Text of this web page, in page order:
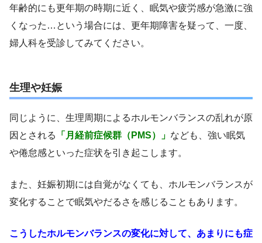
年齢的にも更年期の時期に近く、眠気や疲労感が急激に強
くなった…という場合には、更年期障害を疑って、一度、
婦人科を受診してみてください。
生理や妊娠
同じように、生理周期によるホルモンバランスの乱れが原
因とされる
「月経前症候群（PMS）」 なども、強い眠気
や倦怠感といった症状を引き起こします。
また、妊娠初期には自覚がなくても、ホルモンバランスが
変化することで眠気やだるさを感じることもあります。
こうしたホルモンバランスの変化に対して、あまりにも症